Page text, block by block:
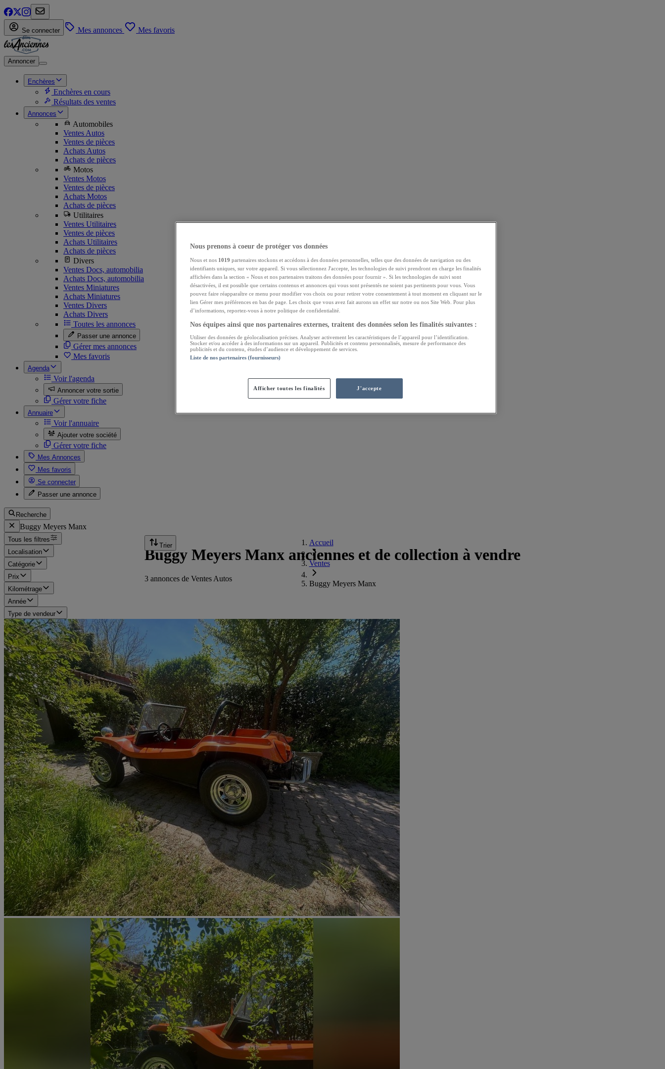
Se connecter Mes annonces Mes favoris
Annoncer
Enchères
Enchères en cours
Résultats des ventes
Annonces
Automobiles
Ventes Autos
Ventes de pièces
Achats Autos
Achats de pièces
Motos
Ventes Motos
Ventes de pièces
Achats Motos
Achats de pièces
Utilitaires
Ventes Utilitaires
Ventes de pièces
Achats Utilitaires
Achats de pièces
Divers
Ventes Docs, automobilia
Achats Docs, automobilia
Ventes Miniatures
Achats Miniatures
Ventes Divers
Achats Divers
Toutes les annonces
Passer une annonce
Gérer mes annonces
Mes favoris
Agenda
Voir l'agenda
Annoncer votre sortie
Gérer votre fiche
Annuaire
Voir l'annuaire
Ajouter votre société
Gérer votre fiche
Mes Annonces
Mes favoris
Se connecter
Passer une annonce
Recherche
Buggy Meyers Manx
Tous les filtres
Localisation
Catégorie
Prix
Kilométrage
Année
Type de vendeur
Accueil
Ventes
Buggy Meyers Manx
Buggy Meyers Manx anciennes et de collection à vendre
3 annonces de Ventes Autos
Trier
Nous prenons à coeur de protéger vos données
Nous et nos 1019 partenaires stockons et accédons à des données personnelles, telles que des données de navigation ou des
identifiants uniques, sur votre appareil. Si vous sélectionnez J'accepte, les technologies de suivi prendront en charge les finalités
affichées dans la section « Nous et nos partenaires traitons des données pour fournir ». Si les technologies de suivi sont
désactivées, il est possible que certains contenus et annonces qui vous sont présentés ne soient pas pertinents pour vous. Vous
pouvez faire réapparaître ce menu pour modifier vos choix ou pour retirer votre consentement à tout moment en cliquant sur le
lien Gérer mes préférences en bas de page. Les choix que vous avez fait aurons un effet sur notre ou nos Site Web. Pour plus
d’informations, reportez-vous à notre politique de confidentialité.
Nos équipes ainsi que nos partenaires externes, traitent des données selon les finalités suivantes :
Utiliser des données de géolocalisation précises. Analyser activement les caractéristiques de l’appareil pour l’identification.
Stocker et/ou accéder à des informations sur un appareil. Publicités et contenu personnalisés, mesure de performance des
publicités et du contenu, études d’audience et développement de services.
Liste de nos partenaires (fournisseurs)
Afficher toutes les finalités J'accepte